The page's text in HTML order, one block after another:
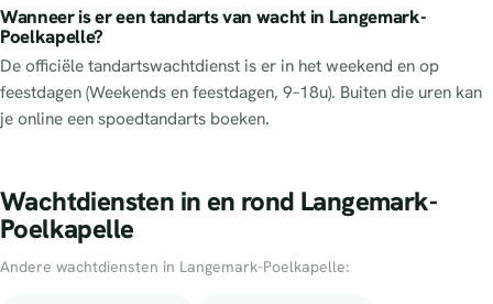
Wanneer is er een tandarts van wacht in Langemark-
Poelkapelle?
De officiële tandartswachtdienst is er in het weekend en op
feestdagen (Weekends en feestdagen, 9–18u). Buiten die uren kan
je online een spoedtandarts boeken.
Wachtdiensten in en rond Langemark-
Poelkapelle
Andere wachtdiensten in Langemark-Poelkapelle: